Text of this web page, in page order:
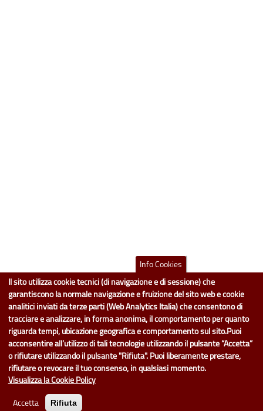
Info Cookies
Il sito utilizza cookie tecnici (di navigazione e di sessione) che
garantiscono la normale navigazione e fruizione del sito web e cookie
analitici inviati da terze parti (Web Analytics Italia) che consentono di
tracciare e analizzare, in forma anonima, il comportamento per quanto
riguarda tempi, ubicazione geografica e comportamento sul sito.Puoi
acconsentire all’utilizzo di tali tecnologie utilizzando il pulsante “Accetta”
o rifiutare utilizzando il pulsante "Rifiuta". Puoi liberamente prestare,
rifiutare o revocare il tuo consenso, in qualsiasi momento.
Visualizza la Cookie Policy
Accetta Rifiuta